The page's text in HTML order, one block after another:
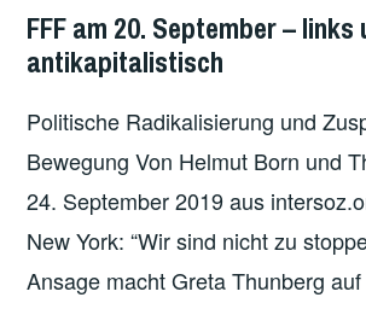
DEUTSCHLAND
KLIMAPROTESTE
FFF am 20. September – links
antikapitalistisch
Politische Radikalisierung und
Bewegung Von Helmut Born und
24. September 2019 aus
New York: “Wir sind nicht zu
Ansage macht Greta Thunberg